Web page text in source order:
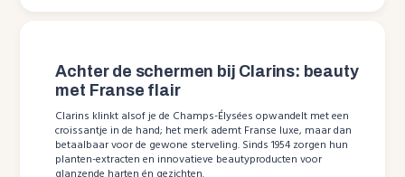
Achter de schermen bij Clarins: beauty
met Franse flair
Clarins klinkt alsof je de Champs-Élysées opwandelt met een
croissantje in de hand; het merk ademt Franse luxe, maar dan
betaalbaar voor de gewone sterveling. Sinds 1954 zorgen hun
planten-extracten en innovatieve beautyproducten voor